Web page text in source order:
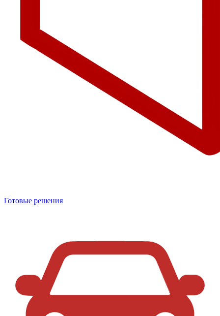
Готовые решения